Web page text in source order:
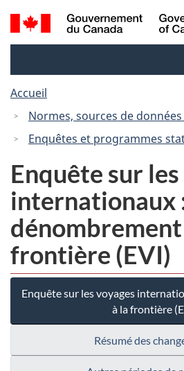
au
à
Recherche
et
Accueil
Normes, sources de
Enquêtes et programmes
Enquête sur
internationaux
dénombrement
frontière (EVI)
Enquête sur les voyages
à la frontière
Résumé des